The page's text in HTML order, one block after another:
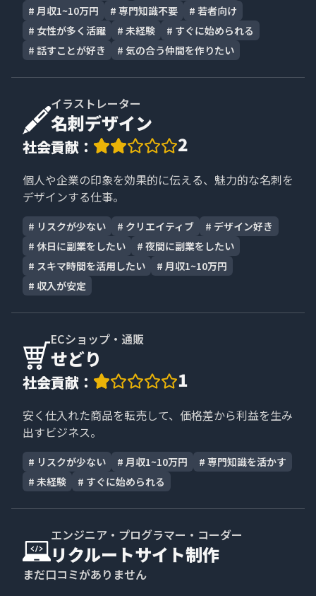
# 月収1~10万円 # 専門知識不要 # 若者向け
# 女性が多く活躍 # 未経験 # すぐに始められる
# 話すことが好き # 気の合う仲間を作りたい
イラストレーター
名刺デザイン
社会貢献 ： 2
個人や企業の印象を効果的に伝える、魅力的な名刺を
デザインする仕事。
# リスクが少ない # クリエイティブ # デザイン好き
# 休日に副業をしたい # 夜間に副業をしたい
# スキマ時間を活用したい # 月収1~10万円
# 収入が安定
ECショップ・通販
せどり
社会貢献 ： 1
安く仕入れた商品を転売して、価格差から利益を生み
出すビジネス。
# リスクが少ない # 月収1~10万円 # 専門知識を活かす
# 未経験 # すぐに始められる
エンジニア・プログラマー・コーダー
リクルートサイト制作
まだ口コミがありません